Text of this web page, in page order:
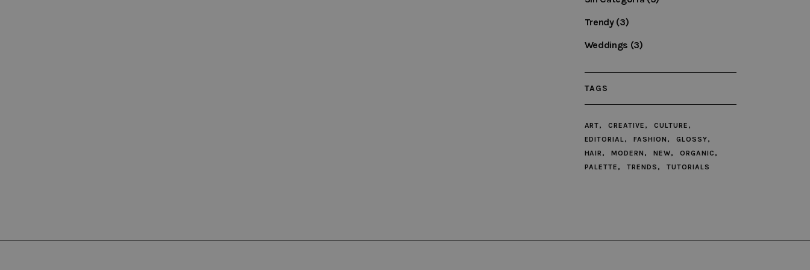
Trendy(3)
Weddings (3)
TAGS
ART CREATIVE
CULTURE
EDITORIAL
FASHION
GLOSSY
HAIR
MODERN NEW
ORGANIC
PALETTE
TRENDS TUTORIALS
request in a site and used to calculate visitor, session and campaign data for the sites analytics
This cookie name is associated with Google Analytics. It is used by gtag.js and analytics.js scripts
used to throttle the request rate - limiting the collection of data on high traffic sites. It expires